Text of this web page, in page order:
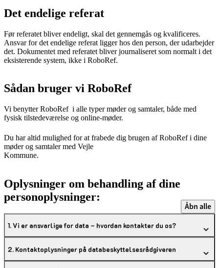
Det endelige referat
Før referatet bliver endeligt, skal det gennemgås og kvalificeres.
Ansvar for det endelige referat ligger hos den person, der udarbejder
det. Dokumentet med referatet bliver journaliseret som normalt i det
eksisterende system, ikke i RoboRef.
Sådan bruger vi RoboRef
Vi benytter RoboRef i alle typer møder og samtaler, både med
fysisk tilstedeværelse og online-møder.
Du har altid mulighed for at frabede dig brugen af RoboRef i dine
møder og samtaler med Vejle
Kommune.
Oplysninger om behandling af dine
personoplysninger:
Åbn alle
1. Vi er ansvarlige for data – hvordan kontakter du os?
2. Kontaktoplysninger på databeskyttelsesrådgiveren